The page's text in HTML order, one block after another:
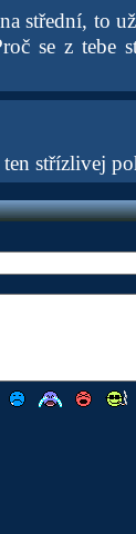
střední, to
se z tebe
střízlivej